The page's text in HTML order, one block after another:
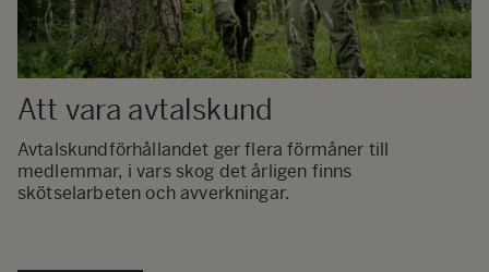
Att vara avtalskund
Avtalskundförhållandet ger flera förmåner till
medlemmar, i vars skog det årligen finns
skötselarbeten och avverkningar.